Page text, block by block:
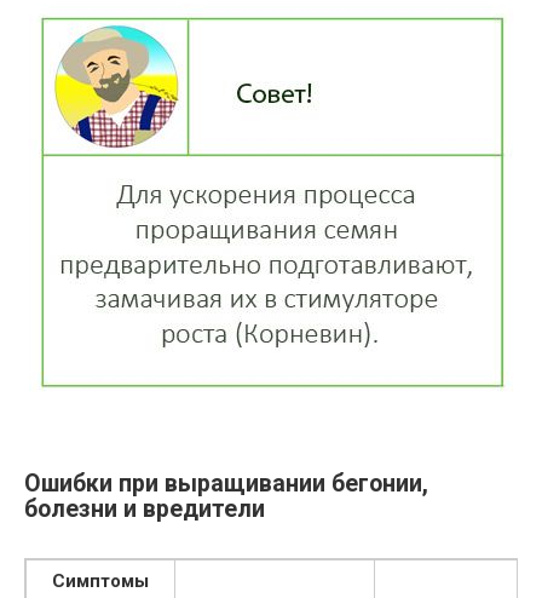
Ошибки при выращивании бегонии,
болезни и вредители
Симптомы